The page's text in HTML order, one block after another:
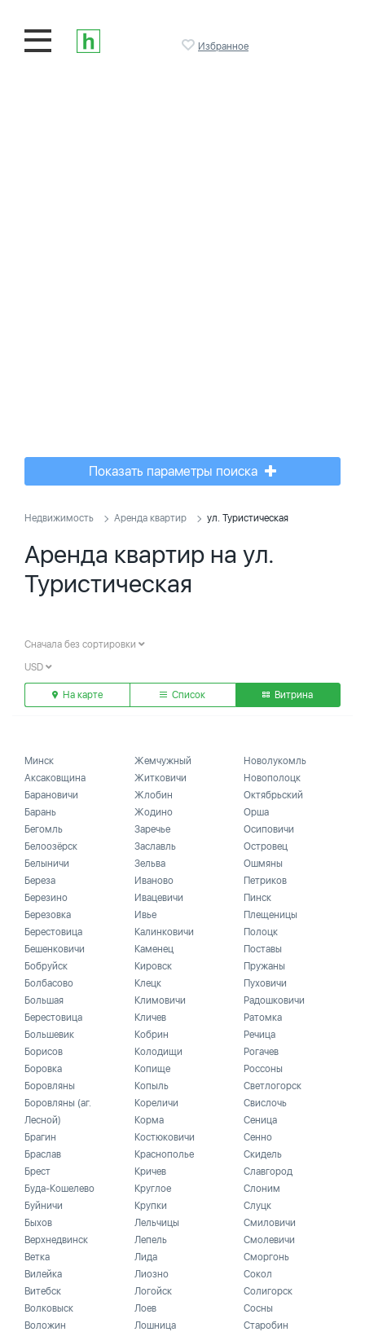
Избранное
Показать параметры поиска
Недвижимость Аренда квартир ул. Туристическая
Аренда квартир на ул.
Туристическая
Сначала без сортировки
USD
На карте Список Витрина
Минск
Аксаковщина
Барановичи
Барань
Бегомль
Белоозёрск
Белыничи
Береза
Березино
Березовка
Берестовица
Бешенковичи
Бобруйск
Болбасово
Большая
Берестовица
Большевик
Борисов
Боровка
Боровляны
Боровляны (аг.
Лесной)
Брагин
Браслав
Брест
Буда-Кошелево
Буйничи
Быхов
Верхнедвинск
Ветка
Вилейка
Витебск
Волковыск
Воложин
Жемчужный
Житковичи
Жлобин
Жодино
Заречье
Заславль
Зельва
Иваново
Ивацевичи
Ивье
Калинковичи
Каменец
Кировск
Клецк
Климовичи
Кличев
Кобрин
Колодищи
Копище
Копыль
Кореличи
Корма
Костюковичи
Краснополье
Кричев
Круглое
Крупки
Лельчицы
Лепель
Лида
Лиозно
Логойск
Лоев
Лошница
Новолукомль
Новополоцк
Октябрьский
Орша
Осиповичи
Островец
Ошмяны
Петриков
Пинск
Плещеницы
Полоцк
Поставы
Пружаны
Пуховичи
Радошковичи
Ратомка
Речица
Рогачев
Россоны
Светлогорск
Свислочь
Сеница
Сенно
Скидель
Славгород
Слоним
Слуцк
Смиловичи
Смолевичи
Сморгонь
Сокол
Солигорск
Сосны
Старобин